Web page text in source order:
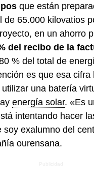
que están
65.000 kilovatios
en un ahorro
del recibo de la
% del total de
es que esa
una batería
energía solar. «Es
intentando hacer
exalumno del
ourensana.